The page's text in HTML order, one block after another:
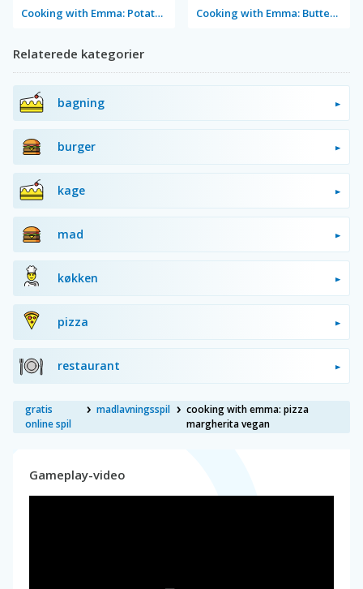
Cooking with Emma: Potato Salad Vegan Cooking with Emma: Butterfly Chocolate Cake Vegan
Relaterede kategorier
bagning
burger
kage
mad
køkken
pizza
restaurant
gratis
online spil
madlavningsspil
cooking with emma: pizza
margherita vegan
Gameplay-video